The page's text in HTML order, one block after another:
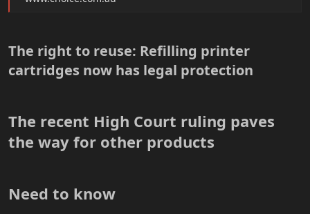
The right to reuse: Refilling printer
cartridges now has legal protection​
The recent High Court ruling paves
the way for other products​
Need to know​